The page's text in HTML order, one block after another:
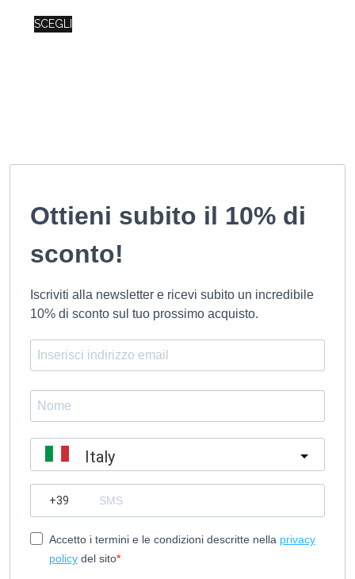
SCEGLI
Ottieni subito il 10% di
sconto!
Iscriviti alla newsletter e ricevi subito un incredibile
10% di sconto sul tuo prossimo acquisto.
Italy
Accetto i termini e le condizioni descritte nella privacy
policy del sito